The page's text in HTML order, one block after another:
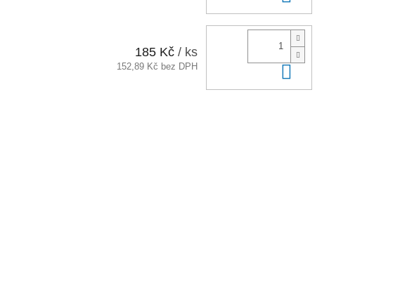
185 Kč / ks
152,89 Kč bez DPH